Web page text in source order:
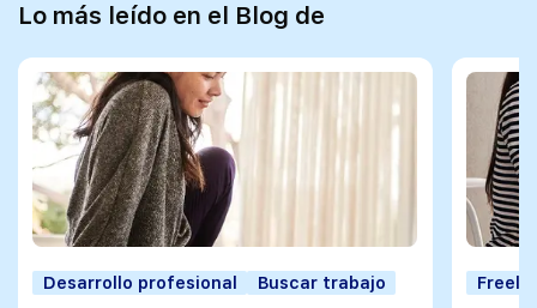
Lo más leído en el Blog de
Desarrollo profesional Buscar trabajo